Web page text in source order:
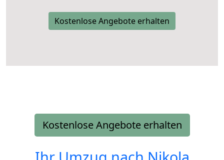
Kostenlose Angebote erhalten
Kostenlose Angebote erhalten